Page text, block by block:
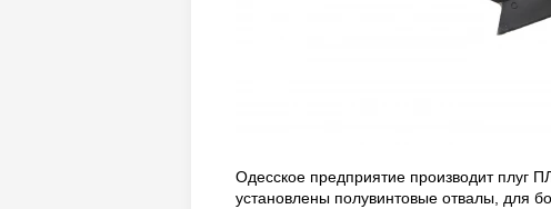
Одесское предприятие производит плуг
установлены полувинтовые отвалы, для